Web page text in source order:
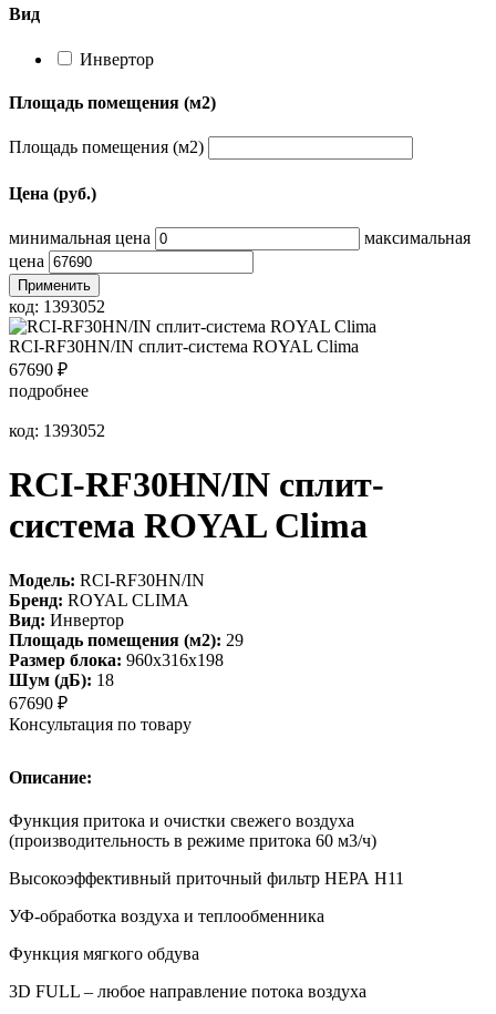
Вид
Инвертор
Площадь помещения (м2)
Площадь помещения (м2)
Цена (руб.)
минимальная цена
максимальная
цена
Применить
код: 1393052
RCI-RF30HN/IN сплит-система ROYAL Clima
67690 ₽
подробнее
код: 1393052
RCI-RF30HN/IN сплит-
система ROYAL Clima
Модель: RCI-RF30HN/IN
Бренд: ROYAL CLIMA
Вид: Инвертор
Площадь помещения (м2): 29
Размер блока: 960х316х198
Шум (дБ): 18
67690 ₽
Консультация по товару
Описание:
Функция притока и очистки свежего воздуха
(производительность в режиме притока 60 м3/ч)
Высокоэффективный приточный фильтр НЕРА Н11
УФ-обработка воздуха и теплообменника
Функция мягкого обдува
3D FULL – любое направление потока воздуха